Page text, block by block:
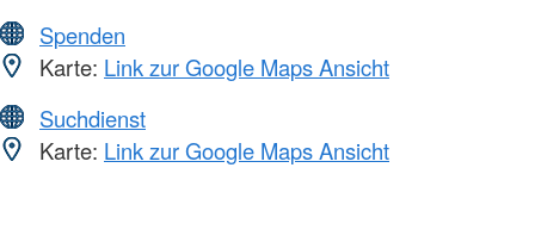
Spenden
Karte: Link zur Google Maps Ansicht
Suchdienst
Karte: Link zur Google Maps Ansicht